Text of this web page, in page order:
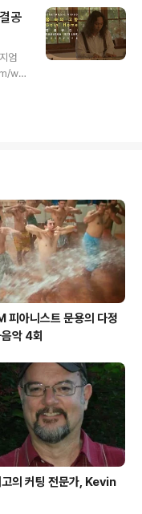
문
문용
향
영 |
공
엄
wa
・
동준
향보
피아니스트 문용의 다정
악 4회
의 커팅 전문가, Kevin